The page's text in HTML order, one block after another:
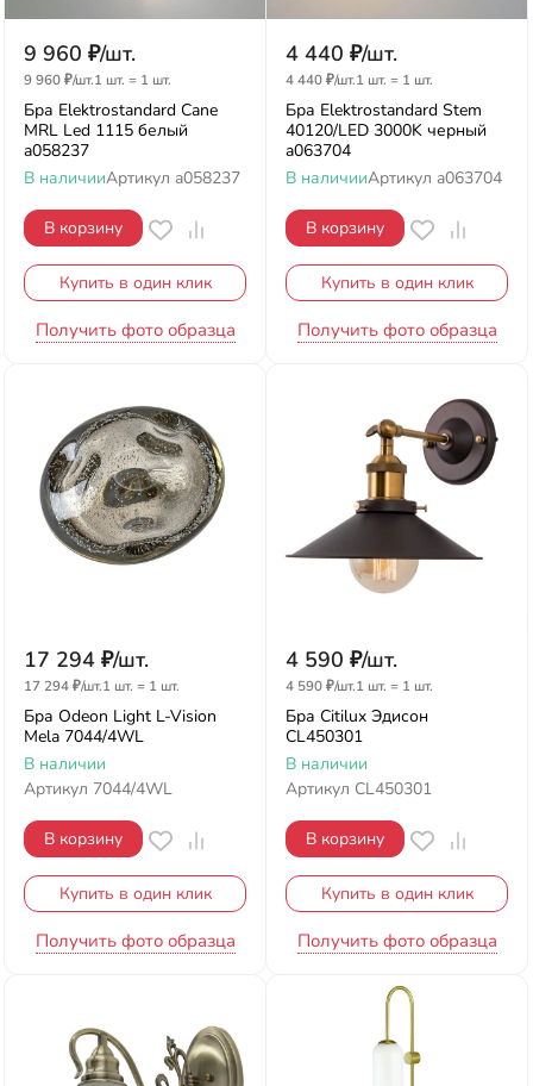
9 960 ₽/шт.
9 960₽/шт.1 шт. = 1 шт.
Бра Elektrostandard Cane
MRL Led 1115 белый
a058237
В наличииАртикул a058237
В корзину
Купить в один клик
Получить фото образца
4 440 ₽/шт.
4 440₽/шт.1 шт. = 1 шт.
Бра Elektrostandard Stem
40120/LED 3000K черный
a063704
В наличииАртикул a063704
В корзину
Купить в один клик
Получить фото образца
17 294 ₽/шт.
17 294₽/шт.1 шт. = 1 шт.
Бра Odeon Light L-Vision
Mela 7044/4WL
В наличии
Артикул 7044/4WL
В корзину
Купить в один клик
Получить фото образца
4 590 ₽/шт.
4 590₽/шт.1 шт. = 1 шт.
Бра Citilux Эдисон
CL450301
В наличии
Артикул CL450301
В корзину
Купить в один клик
Получить фото образца